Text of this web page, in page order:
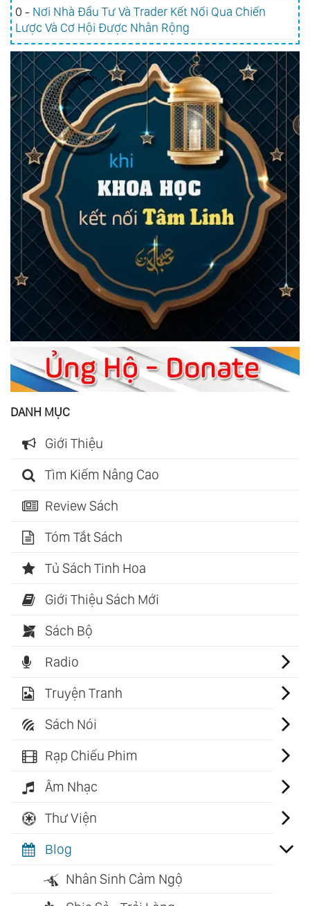
0 - Nơi Nhà Đầu Tư Và Trader Kết Nối Qua Chiến
Lược Và Cơ Hội Được Nhân Rộng
DANH MỤC
Giới Thiệu
Tìm Kiếm Nâng Cao
Review Sách
Tóm Tắt Sách
Tủ Sách Tinh Hoa
Giới Thiệu Sách Mới
Sách Bộ
Radio
Truyện Tranh
Sách Nói
Rạp Chiếu Phim
Âm Nhạc
Thư Viện
Blog
Nhân Sinh Cảm Ngộ